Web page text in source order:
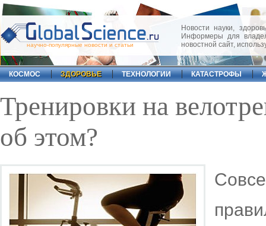
научно-популярные новости и статьи
Новости науки,
Информеры для
новостной сайт,
КОСМОС ЗДОРОВЬЕ ТЕХНОЛОГИИ КАТАСТРОФЫ
Тренировки на
об этом?